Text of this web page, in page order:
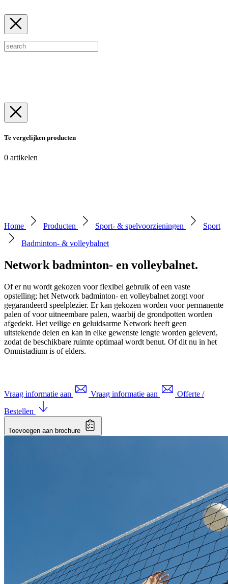
Te vergelijken producten
0 artikelen
Home Producten Sport- & spelvoorzieningen
Sport
Badminton- & volleybalnet
Network badminton- en volleybalnet.
Of er nu wordt gekozen voor flexibel gebruik of een vaste
opstelling; het Network badminton- en volleybalnet zorgt voor
gegarandeerd speelplezier. Er kan gekozen worden voor permanente
palen of voor uitneembare palen, waarbij de grondpotten worden
afgedekt. Het veilige en geluidsarme Network heeft geen
uitstekende delen en kan in elke gewenste lengte worden geleverd,
zodat de beschikbare ruimte optimaal wordt benut. Of dit nu in het
Omnistadium is of elders.
Vraag informatie aan Vraag informatie aan
Offerte /
Bestellen
Toevoegen aan brochure